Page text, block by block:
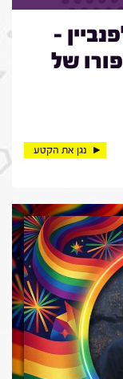
-
של
נגן את הקטע